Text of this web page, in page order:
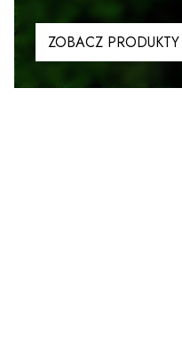
ZOBACZ PRODUKTY